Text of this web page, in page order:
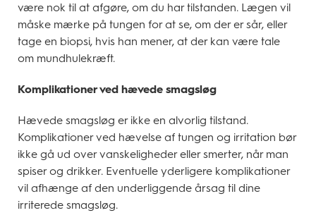
være nok til at afgøre, om du har tilstanden. Lægen vil
måske mærke på tungen for at se, om der er sår, eller
tage en biopsi, hvis han mener, at der kan være tale
om mundhulekræft.
Komplikationer ved hævede smagsløg
Hævede smagsløg er ikke en alvorlig tilstand.
Komplikationer ved hævelse af tungen og irritation bør
ikke gå ud over vanskeligheder eller smerter, når man
spiser og drikker. Eventuelle yderligere komplikationer
vil afhænge af den underliggende årsag til dine
irriterede smagsløg.